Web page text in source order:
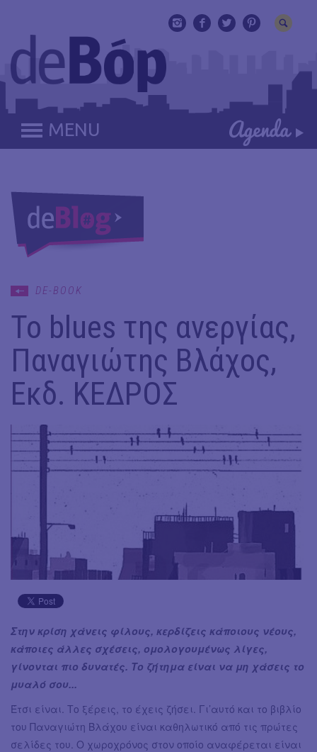
MENU
DE-BOOK
To blues της ανεργίας,
Παναγιώτης Βλάχος,
Εκδ. ΚΕΔΡΟΣ
Στην κρίση χάνεις φίλους, κερδίζεις κάποιους νέους,
κάποιες άλλες σχέσεις, ομολογουμένως λίγες,
γίνονται πιο δυνατές. Το ζήτημα είναι να μη χάσεις το
μυαλό σου...
Έτσι είναι. Το ξέρεις, το έχεις ζήσει. Γι’αυτό και το βιβλίο
του Παναγιώτη Βλάχου είναι καθηλωτικό από τις πρώτες
σελίδες του. Ο χωροχρόνος στον οποίο αναφέρεται είναι